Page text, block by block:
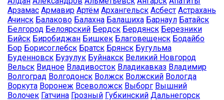
Арзамас Армавир Артём Архангельск Асбест Астрахань
Ачинск Балаково Балахна Балашиха Барнаул Батайск
Белгород Белоярский Бердск Бердянск Березники
Бийск Биробиджан Бишкек Благовещенск Бодайбо
Бор Борисоглебск Братск Брянск Бугульма
Буденновск Бузулук Буйнакск Великий Новгород
Вельск Видное Владивосток Владикавказ Владимир
Волгоград Волгодонск Волжск Волжский Вологда
Воркута Воронеж Всеволожск Выборг Вышний
Волочек Гатчина Грозный Губкинский Дальнегорск